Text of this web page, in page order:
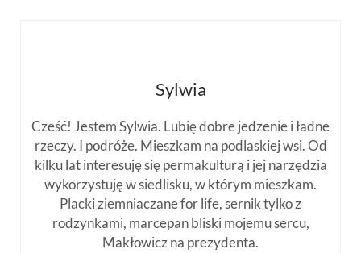
Sylwia
Cześć! Jestem Sylwia. Lubię dobre jedzenie i ładne
rzeczy. I podróże. Mieszkam na podlaskiej wsi. Od
kilku lat interesuję się permakulturą i jej narzędzia
wykorzystuję w siedlisku, w którym mieszkam.
Placki ziemniaczane for life, sernik tylko z
rodzynkami, marcepan bliski mojemu sercu,
Makłowicz na prezydenta.